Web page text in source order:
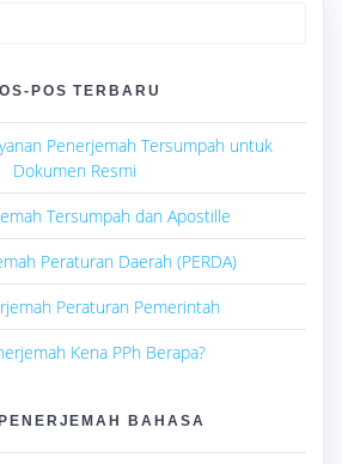
POS TERBARU
Penerjemah Tersumpah untuk
Dokumen Resmi
Tersumpah dan Apostille
Peraturan Daerah (PERDA)
Peraturan Pemerintah
Kena PPh Berapa?
BAHASA